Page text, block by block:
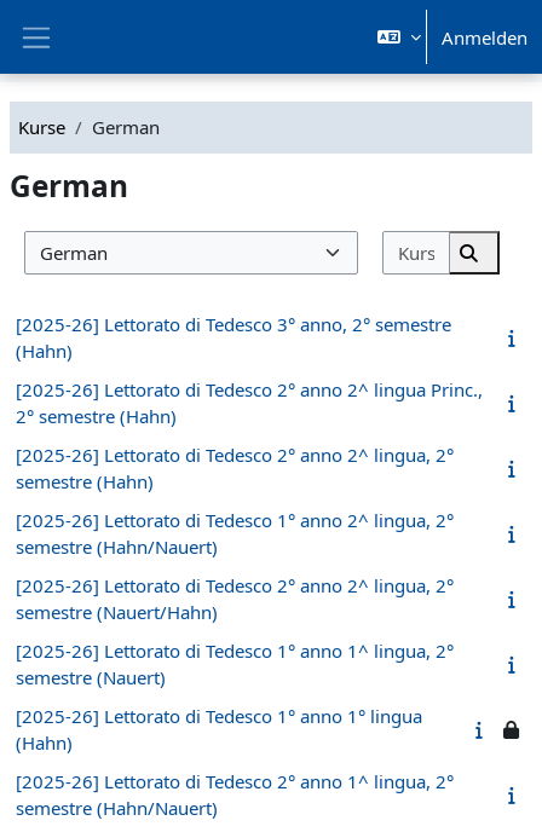
Anmelden
Kurse German
German
Kursbereiche
Kurse
Kurse
[2025-26] Lettorato di Tedesco 3° anno, 2° semestre
(Hahn)
[2025-26] Lettorato di Tedesco 2° anno 2^ lingua Princ.,
2° semestre (Hahn)
[2025-26] Lettorato di Tedesco 2° anno 2^ lingua, 2°
semestre (Hahn)
[2025-26] Lettorato di Tedesco 1° anno 2^ lingua, 2°
semestre (Hahn/Nauert)
[2025-26] Lettorato di Tedesco 2° anno 2^ lingua, 2°
semestre (Nauert/Hahn)
[2025-26] Lettorato di Tedesco 1° anno 1^ lingua, 2°
semestre (Nauert)
[2025-26] Lettorato di Tedesco 1° anno 1° lingua
(Hahn)
[2025-26] Lettorato di Tedesco 2° anno 1^ lingua, 2°
semestre (Hahn/Nauert)